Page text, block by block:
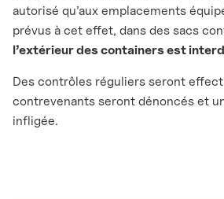
autorisé qu’aux emplacements
prévus à cet effet, dans des sacs
l’extérieur des containers est
Des contrôles réguliers seront
contrevenants seront dénoncés et
infligée.